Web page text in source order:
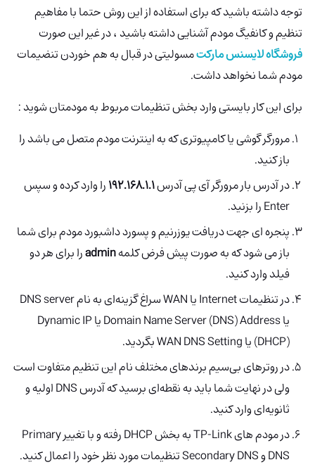
توجه داشته باشید که برای استفاده از این روش حتما با مفاهیم
تنظیم و کانفیگ مودم آشنایی داشته باشید ، در غیر این صورت
فروشگاه لایسنس مارکتمسولیتی در قبال به هم خوردن تنضیمات
مودم شما نخواهد داشت.
برای این کار بایستی وارد بخش تنظیمات مربوط به مودمتان شوید :
مرورگر گوشی یا کامپیوتری که به اینترنت مودم متصل می باشد را
باز کنید.
در آدرس بار مرورگر آی پی آدرس192.168.1.1را وارد کرده و سپس
Enter را بزنید.
پنجره ای جهت دریافت یوزرنیم و پسورد داشبورد مودم برای شما
باز می شود که به صورت پیش فرض کلمهadminرا برای هر دو
فیلد وارد کنید.
در تنظیمات Internet یا WAN سراغ گزینه‌ای به نام DNS server
یا Domain Name Server (DNS) Address یا Dynamic IP
(DHCP) یا WAN DNS Setting بگردید.
در روترهای بی‌سیم برندهای مختلف نام این تنظیم متفاوت است
ولی در نهایت شما باید به نقطه‌ای برسید که آدرس DNS اولیه و
ثانویه‌ای وارد کنید.
در مودم های TP-Link به بخش DHCP رفته و با تغییر Primary
DNS و Secondary DNS تنظیمات مورد نظر خود را اعمال کنید.